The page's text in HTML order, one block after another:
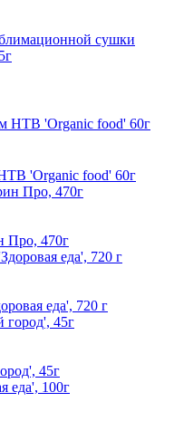
сушки
'Organic food' 60г
Про, 470г
еда', 720 г
45г